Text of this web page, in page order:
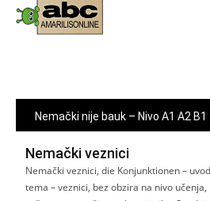
Nemački nije bauk – Nivo A1 A2 B1
Nemački veznici
Nemački veznici, die Konjunktionen –
tema – veznici, bez obzira na nivo